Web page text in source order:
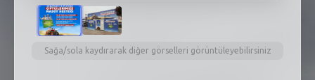
Sağa/sola kaydırarak diğer görselleri görüntüleyebilirsiniz